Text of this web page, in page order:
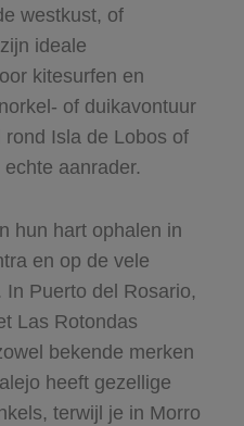
westkust, of
ideale
kitesurfen en
of duikavontuur
Isla de Lobos of
aanrader.
hun hart ophalen in
en op de vele
Puerto del Rosario,
Las Rotondas
bekende merken
heeft gezellige
terwijl je in Morro